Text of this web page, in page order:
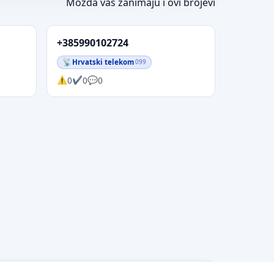
+385990102724
Hrvatski telekom099
0 0 0